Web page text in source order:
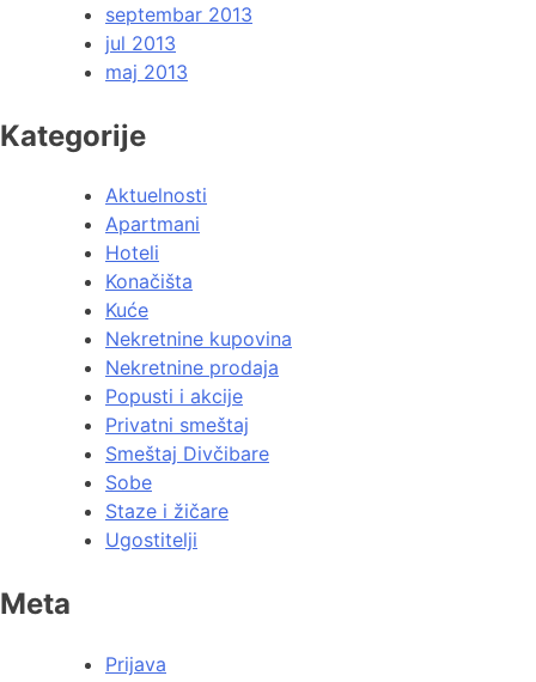
septembar 2013
jul 2013
maj 2013
Kategorije
Aktuelnosti
Apartmani
Hoteli
Konačišta
Kuće
Nekretnine kupovina
Nekretnine prodaja
Popusti i akcije
Privatni smeštaj
Smeštaj Divčibare
Sobe
Staze i žičare
Ugostitelji
Meta
Prijava